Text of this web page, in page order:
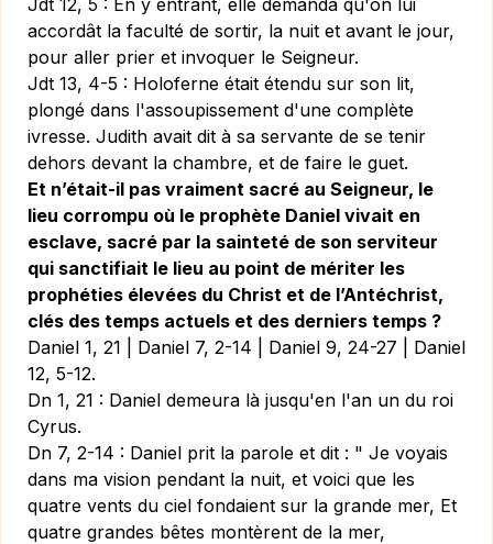
Jdt 12, 5 : En y entrant, elle demanda qu'on lui
accordât la faculté de sortir, la nuit et avant le jour,
pour aller prier et invoquer le Seigneur.
Jdt 13, 4-5 : Holoferne était étendu sur son lit,
plongé dans l'assoupissement d'une complète
ivresse. Judith avait dit à sa servante de se tenir
dehors devant la chambre, et de faire le guet.
Et n’était-il pas vraiment sacré au Seigneur, le
lieu corrompu où le prophète Daniel vivait en
esclave, sacré par la sainteté de son serviteur
qui sanctifiait le lieu au point de mériter les
prophéties élevées du Christ et de l’Antéchrist,
clés des temps actuels et des derniers temps ?
Daniel 1, 21 | Daniel 7, 2-14 | Daniel 9, 24-27 | Daniel
12, 5-12.
Dn 1, 21 : Daniel demeura là jusqu'en l'an un du roi
Cyrus.
Dn 7, 2-14 : Daniel prit la parole et dit : " Je voyais
dans ma vision pendant la nuit, et voici que les
quatre vents du ciel fondaient sur la grande mer, Et
quatre grandes bêtes montèrent de la mer,